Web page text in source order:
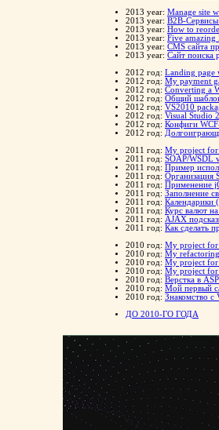
2013 year: Manage site
2013 year: B2B-Сервисы
2013 year: How to
2013 year: Five
2013 year: CMS сайта
2013 year: Сайт поиска
2012 год: Landing page
2012 год: My payment
2012 год: Converting a
2012 год: Общий
2012 год: VS2010
2012 год: Visual Studio
2012 год: Конфиги
2012 год:
2011 год: My project
2011 год: SOAP/WSDL
2011 год: Пример
2011 год: Организация
2011 год: Применение
2011 год: Заполнение
2011 год: Календарики
2011 год: Курс валют на
2011 год: AJAX
2011 год: Как сделать
2010 год: My project
2010 год: My
2010 год: My project for
2010 год: My project for
2010 год: Верстка в
2010 год: Мой первый
2010 год: Знакомство с
ДО 2010-ГО ГОДА